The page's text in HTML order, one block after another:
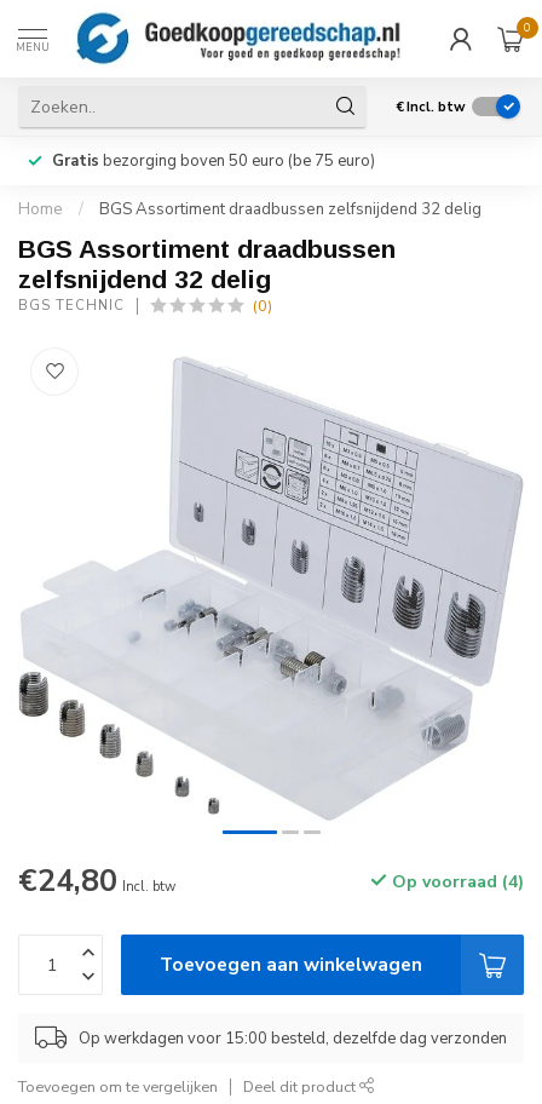
MENU
0
€Incl. btw
Gratis bezorging boven 50 euro (be 75 euro)
Home / BGS Assortiment draadbussen zelfsnijdend 32 delig
BGS Assortiment draadbussen
zelfsnijdend 32 delig
BGS TECHNIC (0)
€24,80 Incl. btw Op voorraad (4)
Toevoegen aan winkelwagen
Op werkdagen voor 15:00 besteld, dezelfde dag verzonden
Toevoegen om te vergelijken Deel dit product